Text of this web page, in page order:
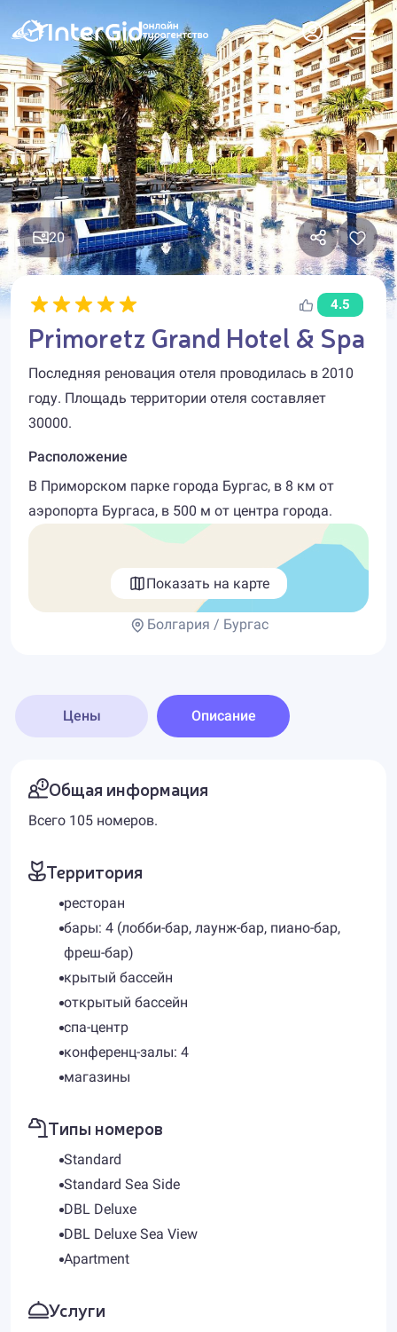
20
4.5
Primoretz Grand Hotel & Spa
Последняя реновация отеля проводилась в 2010
году. Площадь территории отеля составляет
30000.
Расположение
В Приморском парке города Бургас, в 8 км от
аэропорта Бургаса, в 500 м от центра города.
Показать на карте
Болгария / Бургас
Цены Описание
Общая информация
Всего 105 номеров.
Территория
ресторан
бары: 4 (лобби-бар, лаунж-бар, пиано-бар,
фреш-бар)
крытый бассейн
открытый бассейн
спа-центр
конференц-залы: 4
магазины
Типы номеров
Standard
Standard Sea Side
DBL Deluxe
DBL Deluxe Sea View
Apartment
Услуги